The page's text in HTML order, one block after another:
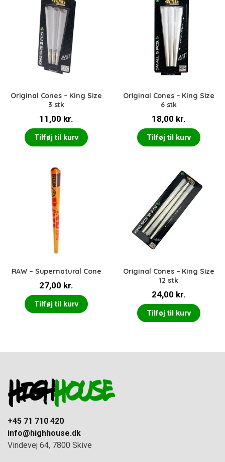
Original Cones – King Size
3 stk
11,00 kr.
Tilføj til kurv
Original Cones – King Size
6 stk
18,00 kr.
Tilføj til kurv
RAW – Supernatural Cone
27,00 kr.
Tilføj til kurv
Original Cones – King Size
12 stk
24,00 kr.
Tilføj til kurv
+45 71 710 420
info@highhouse.dk
Vindevej 64, 7800 Skive